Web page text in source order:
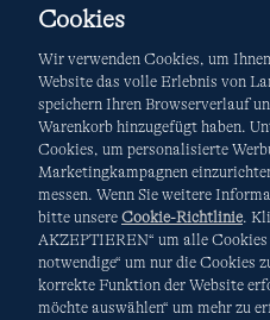
AGB
Cookies-Ich möchte
Diese Website ist durch
Cookies
Wir verwenden Cookies, um
Website das volle Erlebnis von
speichern Ihren Browserverlauf
Warenkorb hinzugefügt haben.
Cookies, um personalisierte
Marketingkampagnen
messen. Wenn Sie weitere
bitte unsere Cookie-Richtlinie.
AKZEPTIEREN“ um alle
notwendige“ um nur die Cookies
korrekte Funktion der Website
möchte auswählen“ um mehr zu